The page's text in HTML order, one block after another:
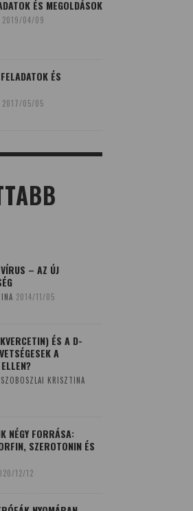
ÉS MEGOLDÁSOK
2019/04/09
ÉS
2017/05/05
– AZ ÚJ
2014/11/05
ÉS A D-
A
KRISZTINA
NÉGY FORRÁSA:
SZEROTONIN ÉS
12/12